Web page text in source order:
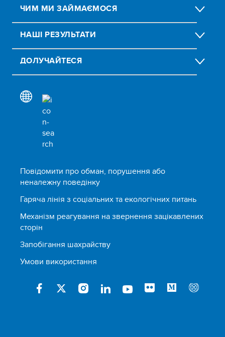
ЧИМ МИ ЗАЙМАЄМОСЯ
НАШІ РЕЗУЛЬТАТИ
ДОЛУЧАЙТЕСЯ
Повідомити про обман, порушення або
неналежну поведінку
Гаряча лінія з соціальних та екологічних питань
Механізм реагування на звернення зацікавлених
сторін
Запобігання шахрайству
Умови використання